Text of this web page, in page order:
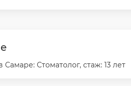
Стоматолог, стаж: 13 лет